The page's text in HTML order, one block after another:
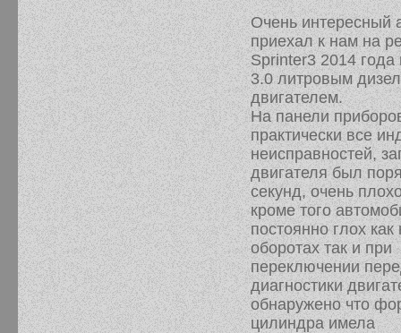
Очень интересный
приехал к нам на
Sprinter3 2014 года
3.0 литровым
двигателем.
На панели
практически все
неисправностей,
двигателя был
секунд, очень
кроме того
постоянно глох
оборотах так и при
переключении
диагностики
обнаружено что
цилиндра имела